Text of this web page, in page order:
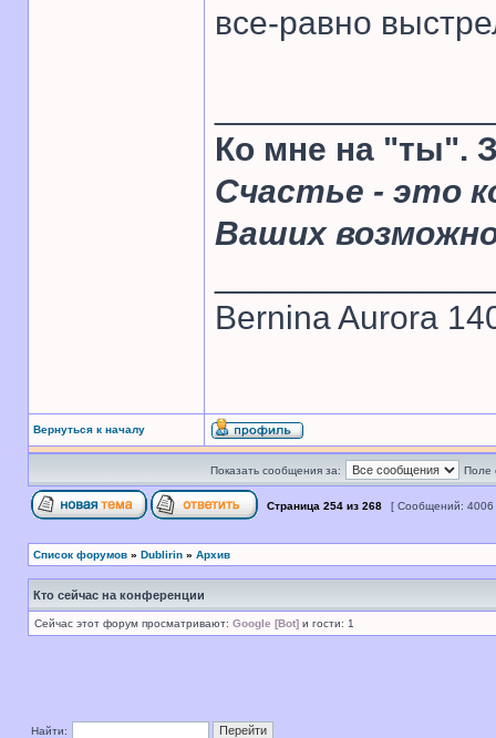
все-равно
Ко мне на "ты".
Счастье - это
Ваших
Bernina Aurora
Вернуться к началу
Показать сообщения за: Поле
Страница 254 из 268 [ Сообщений:
Список форумов » Dublirin » Архив
Кто сейчас на конференции
Сейчас этот форум просматривают: Google [Bot] и гости: 1
Найти: